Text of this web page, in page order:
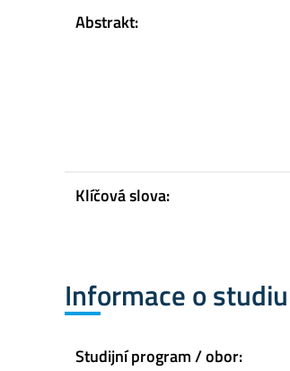
Abstrakt:
Klíčová slova:
Informace o studiu
Studijní program / obor: